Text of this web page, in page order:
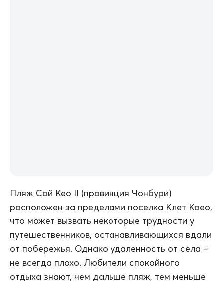
Пляж Сай Кео II (провинция Чонбури)
расположен за пределами поселка Клет Каео,
что может вызвать некоторые трудности у
путешественников, останавливающихся вдали
от побережья. Однако удаленность от села –
не всегда плохо. Любители спокойного
отдыха знают, чем дальше пляж, тем меньше